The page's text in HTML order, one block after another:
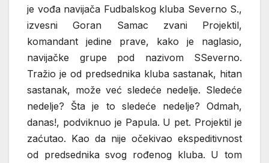
je vođa navijača Fudbalskog kluba Severno S.,
izvesni Goran Samac zvani Projektil,
komandant jedine prave, kako je naglasio,
navijačke grupe pod nazivom SSeverno.
Tražio je od predsednika kluba sastanak, hitan
sastanak, može već sledeće nedelje. Sledeće
nedelje? Šta je to sledeće nedelje? Odmah,
danas!, podviknuo je Papula. U pet. Projektil je
zaćutao. Kao da nije očekivao ekspeditivnost
od predsednika svog rođenog kluba. U tom